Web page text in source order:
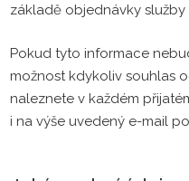
základě objednávky
Pokud tyto informace
možnost kdykoliv souhlas
naleznete v každém
i na výše uvedený e-mail